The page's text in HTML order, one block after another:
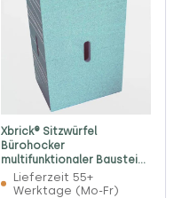
Xbrick® Sitzwürfel
Bürohocker
multifunktionaler Baustein
ocean
Lieferzeit 55+
Werktage (Mo-Fr)